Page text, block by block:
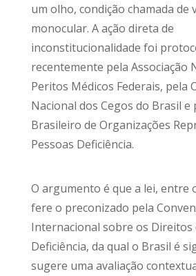
um olho, condição chamada de
monocular. A ação direta de
inconstitucionalidade foi
recentemente pela Associação
Peritos Médicos Federais, pela
Nacional dos Cegos do Brasil e
Brasileiro de Organizações
Pessoas Deficiência.
O argumento é que a lei, entre
fere o preconizado pela
Internacional sobre os Direitos
Deficiência, da qual o Brasil é
sugere uma avaliação